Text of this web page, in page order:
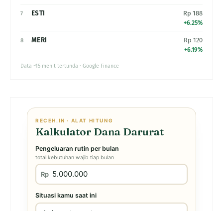
7 ESTI Rp 188
+6.25%
8 MERI Rp 120
+6.19%
Data ~15 menit tertunda · Google Finance
RECEH.IN · ALAT HITUNG
Kalkulator Dana Darurat
Pengeluaran rutin per bulan
total kebutuhan wajib tiap bulan
Rp
Situasi kamu saat ini